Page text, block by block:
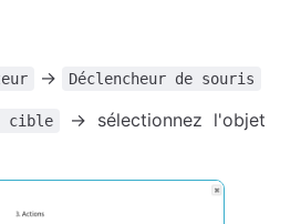
→ Déclencheur de souris
cible
→ sélectionnez l'objet